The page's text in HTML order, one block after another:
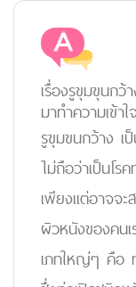
เรื่องรูขุมขุนก
มาทำความเข้า
รูขุมขนกว้าง
ไม่ถือว่าเป็นโร
เพียงแต่อาจจ
ผิวหนังของคน
เภทใหญ่ๆ คือ